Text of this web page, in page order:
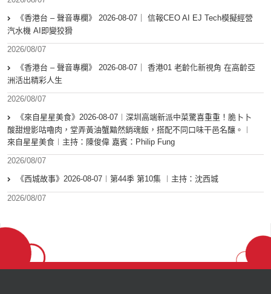
《香港台 – 聲音專欄》 2026-08-07｜ 信報CEO AI EJ Tech模擬經營
汽水機 AI即變狡猾
2026/08/07
《香港台 – 聲音專欄》 2026-08-07｜ 香港01 老齡化新視角 在高齡亞
洲活出精彩人生
2026/08/07
《來自星星美食》2026-08-07︱深圳高端新派中菜驚喜重重！脆卜卜
酸甜燈影咕嚕肉，堂弄黃油蟹黯然銷魂飯，搭配不同口味干邑名釀。︱
來自星星美食︱主持：陳俊偉 嘉賓：Philip Fung
2026/08/07
《西城故事》2026-08-07︱第44季 第10集 ︱主持：沈西城
2026/08/07